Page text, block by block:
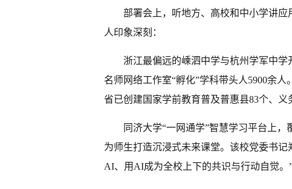
部署会上，听地方、高校和中小学讲
人印象深刻：
浙江最偏远的嵊泗中学与杭州学军中
名师网络工作室“孵化”学科带头人5900余
省已创建国家学前教育普及普惠县83个、义
同济大学“一网通学”智慧学习平台上
为师生打造沉浸式未来课堂。该校党委书
AI、用AI成为全校上下的共识与行动自觉。